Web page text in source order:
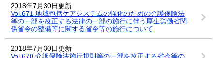
2018年7月30日更新
Vol.671 地域包括ケアシステムの強化のための介護保険法
等の一部を改正する法律の一部の施行に伴う厚生労働省関
係省令の整備等に関する省令等の施行について
2018年7月30日更新
Vol.670 介護保険法施行規則等の一部を改正する省令等の